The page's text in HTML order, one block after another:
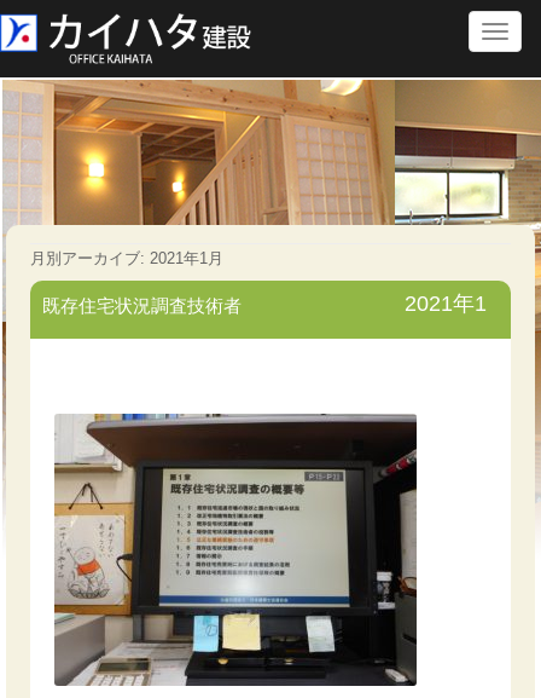
月別アーカイブ: 2021年1月
既存住宅状況調査技術者
2021年1